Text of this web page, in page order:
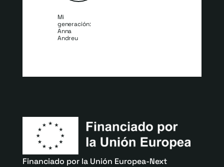
Mi
generación:
Anna
Andreu
Financiado por la Unión Europea-Next